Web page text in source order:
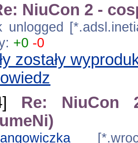
NiuCon 2 -
unlogged
+0 -0
zostały
Re: NiuCon